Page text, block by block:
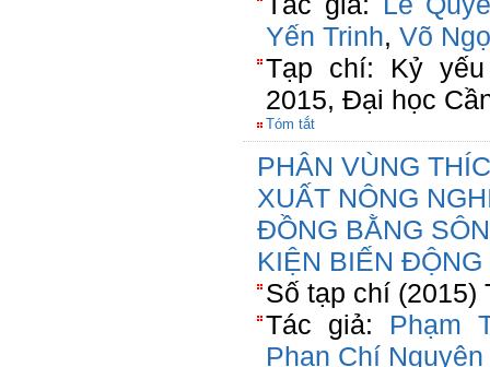
Yến Trinh, Võ
Tạp chí: Kỷ
2015, Đại học
Tóm tắt
PHÂN VÙNG
XUẤT NÔNG
ĐỒNG BẰNG
KIỆN BIẾN
Số tạp chí (2015)
Tác giả: Phạm
Phan Chí Nguyện